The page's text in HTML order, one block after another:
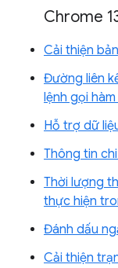
Chrome
Cải thiện
Đường liên
lệnh gọi
Hỗ trợ dữ
Thông tin
Thời lượng
thực hiện
Đánh dấu
Cải thiện